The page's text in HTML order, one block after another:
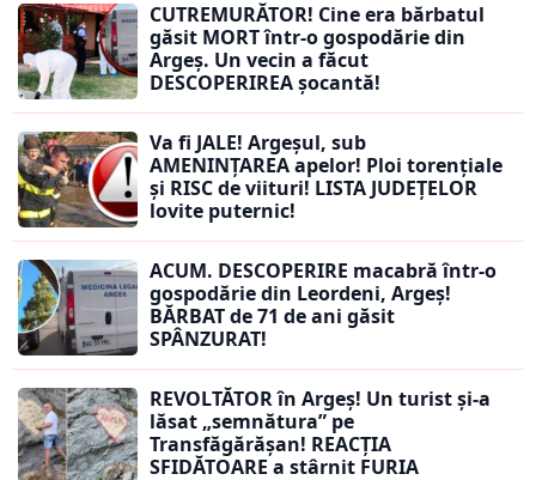
CUTREMURĂTOR! Cine era bărbatul
găsit MORT într-o gospodărie din
Argeș. Un vecin a făcut
DESCOPERIREA șocantă!
Va fi JALE! Argeșul, sub
AMENINȚAREA apelor! Ploi torențiale
și RISC de viituri! LISTA JUDEȚELOR
lovite puternic!
ACUM. DESCOPERIRE macabră într-o
gospodărie din Leordeni, Argeș!
BĂRBAT de 71 de ani găsit
SPÂNZURAT!
REVOLTĂTOR în Argeș! Un turist și-a
lăsat „semnătura” pe
Transfăgărășan! REACȚIA
SFIDĂTOARE a stârnit FURIA